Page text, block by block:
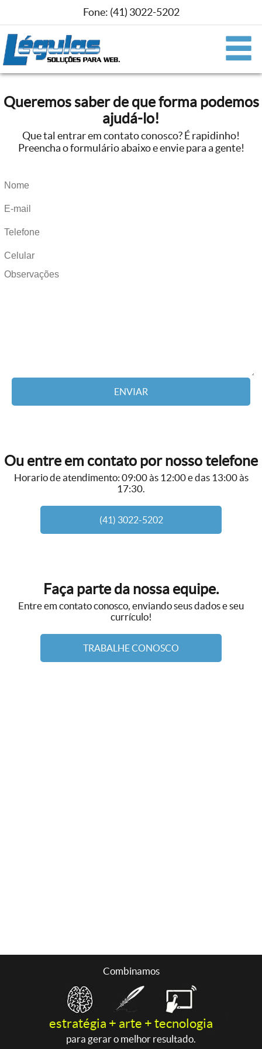
Fone: (41) 3022-5202
Queremos saber de que forma podemos
ajudá-lo!
Que tal entrar em contato conosco? É rapidinho!
Preencha o formulário abaixo e envie para a gente!
ENVIAR
Ou entre em contato por nosso telefone
Horario de atendimento: 09:00 às 12:00 e das 13:00 às
17:30.
(41) 3022-5202
Faça parte da nossa equipe.
Entre em contato conosco, enviando seus dados e seu
currículo!
TRABALHE CONOSCO
Combinamos
estratégia + arte + tecnologia
para gerar o melhor resultado.